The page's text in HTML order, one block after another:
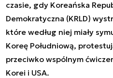
czasie, gdy Koreańska
Demokratyczna (KRLD)
które według niej miały
Koreę Południową,
przeciwko wspólnym
Korei i USA.